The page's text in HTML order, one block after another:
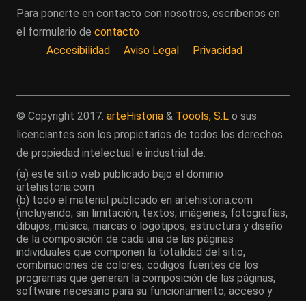
Para ponerte en contacto con nosotros, escríbenos en
el formulario de contacto
Accesibilidad
Aviso Legal Privacidad
© Copyright 2017. arteHistoria & Toools, S.L o sus
licenciantes son los propietarios de todos los derechos
de propiedad intelectual e industrial de:
(a) este sitio web publicado bajo el dominio
artehistoria.com
(b) todo el material publicado en artehistoria.com
(incluyendo, sin limitación, textos, imágenes, fotografías,
dibujos, música, marcas o logotipos, estructura y diseño
de la composición de cada una de las páginas
individuales que componen la totalidad del sitio,
combinaciones de colores, códigos fuentes de los
programas que generan la composición de las páginas,
software necesario para su funcionamiento, acceso y